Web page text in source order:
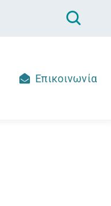
Επικοινωνία